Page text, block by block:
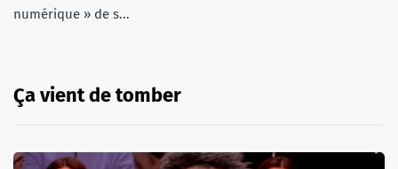
numérique » de s...
Ça vient de tomber